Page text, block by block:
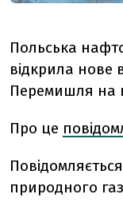
Польська
відкрила нове
Перемишля на
Про це
природного